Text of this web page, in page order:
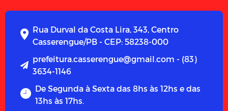
Rua Durval da Costa Lira, 343, Centro
Casserengue/PB - CEP: 58238-000
prefeitura.casserengue@gmail.com - (83)
3634-1146
De Segunda à Sexta das 8hs às 12hs e das
13hs às 17hs.